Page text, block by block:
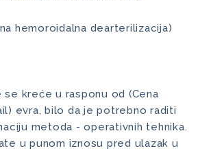
hemoroidalna dearterilizacija)
se kreće u rasponu od (Cena
evra, bilo da je potrebno raditi
metoda - operativnih tehnika.
u punom iznosu pred ulazak u